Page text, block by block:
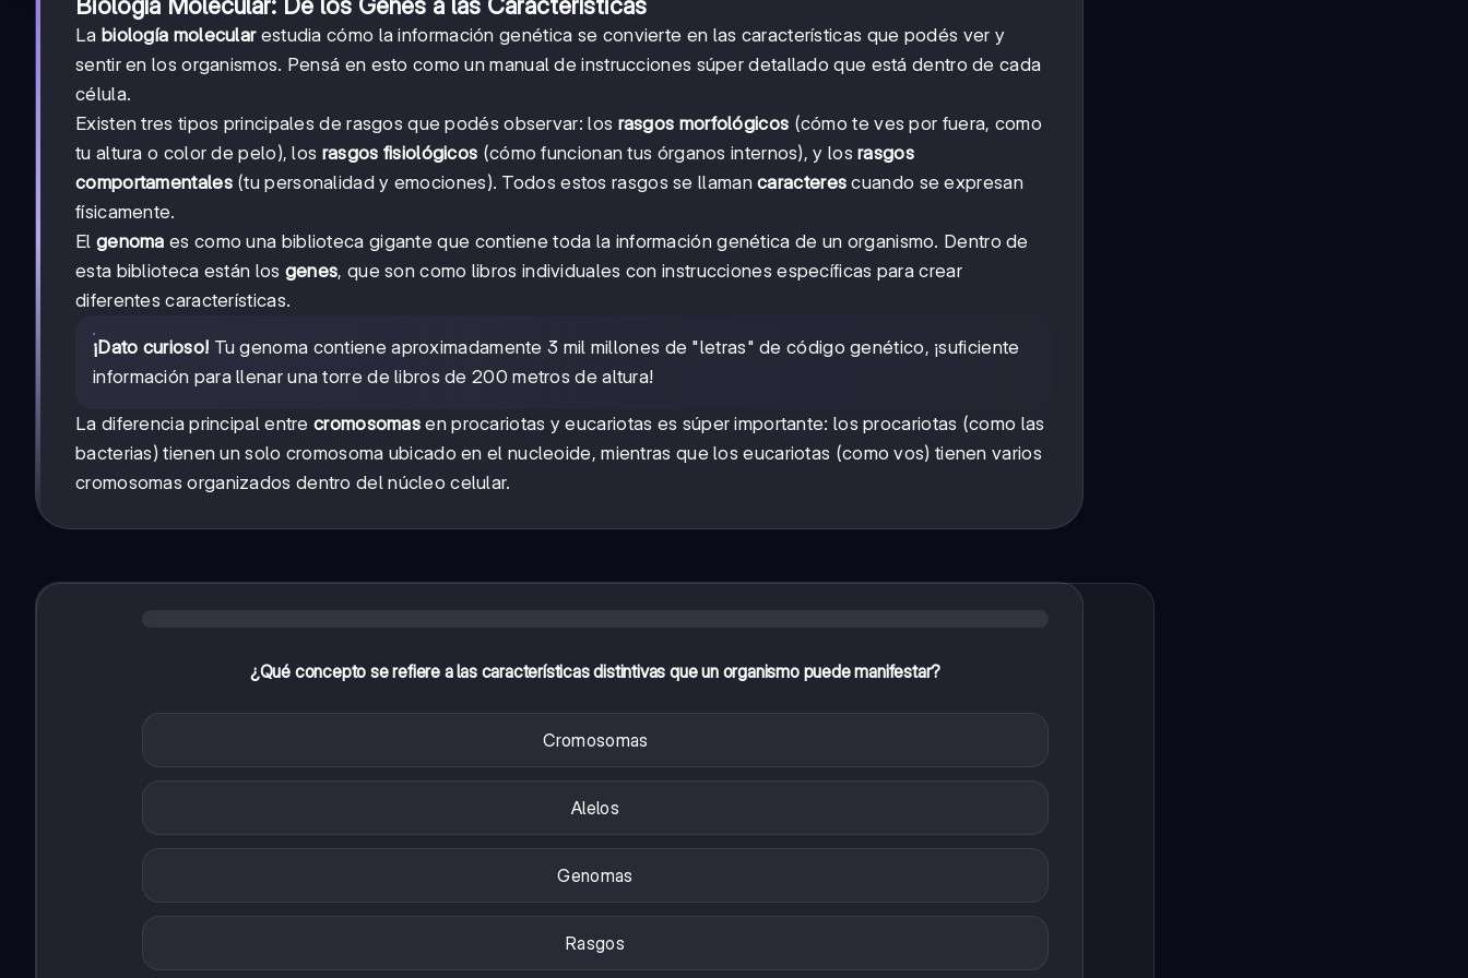
Biología Molecular: De los Genes a las Características
La biología molecularestudia cómo la información genética se convierte en las características que podés ver y
sentir en los organismos. Pensá en esto como un manual de instrucciones súper detallado que está dentro de cada
célula.
Existen tres tipos principales de rasgos que podés observar: los rasgos morfológicos (cómo te ves por fuera, como
tu altura o color de pelo), los rasgos fisiológicos (cómo funcionan tus órganos internos), y losrasgos
comportamentales(tu personalidad y emociones). Todos estos rasgos se llamancaracteres cuando se expresan
físicamente.
El genoma es como una biblioteca gigante que contiene toda la información genética de un organismo. Dentro de
esta biblioteca están los genes, que son como libros individuales con instrucciones específicas para crear
diferentes características.
¡Dato curioso! Tu genoma contiene aproximadamente 3 mil millones de "letras" de código genético, ¡suficiente
información para llenar una torre de libros de 200 metros de altura!
La diferencia principal entre cromosomas en procariotas y eucariotas es súper importante: los procariotas (como las
bacterias) tienen un solo cromosoma ubicado en el nucleoide, mientras que los eucariotas (como vos) tienen varios
cromosomas organizados dentro del núcleo celular.
¿Qué concepto se refiere a las características distintivas que un organismo puede manifestar?
Cromosomas
Alelos
Genomas
Rasgos